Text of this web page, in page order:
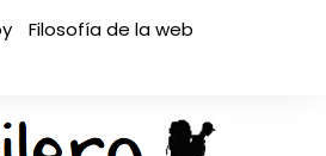
Filosofía de la web